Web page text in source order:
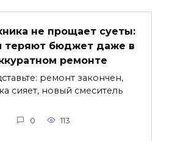
не прощает суеты:
теряют бюджет даже в
ремонте
ремонт закончен,
сияет, новый смеситель
0 113